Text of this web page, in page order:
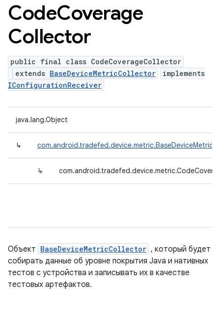
CodeCoverage
Collector
public final class CodeCoverageCollector
extends BaseDeviceMetricCollector
implements
IConfigurationReceiver
java.lang.Object
↳
↳
Объект BaseDeviceMetricCollector , который будет
собирать данные об уровне покрытия Java и нативных
тестов с устройства и записывать их в качестве
тестовых артефактов.